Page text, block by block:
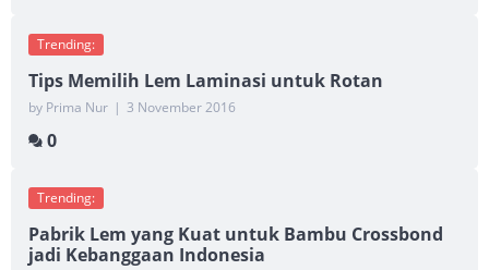
Trending:
Tips Memilih Lem Laminasi untuk Rotan
by Prima Nur | 3 November 2016
0
Trending:
Pabrik Lem yang Kuat untuk Bambu Crossbond
jadi Kebanggaan Indonesia